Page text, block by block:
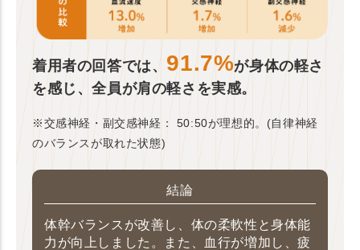
着用者の回答では、 91.7%が身体の軽さ
を感じ、全員が肩の軽さを実感。
※交感神経・副交感神経： 50:50が理想的。(自律神経
のバランスが取れた状態)
結論
体幹バランスが改善し、体の柔軟性と身体能
力が向上しました。また、血行が増加し、疲